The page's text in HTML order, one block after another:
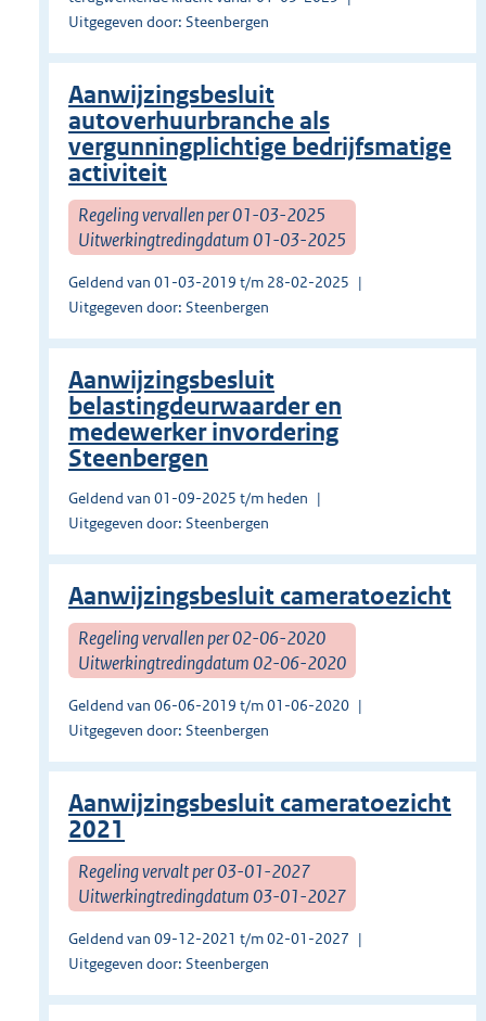
Uitgegeven door: Steenbergen
Aanwijzingsbesluit
autoverhuurbranche als
vergunningplichtige bedrijfsmatige
activiteit
Regeling vervallen per 01-03-2025
Uitwerkingtredingdatum 01-03-2025
Geldend van 01-03-2019 t/m 28-02-2025
Uitgegeven door: Steenbergen
Aanwijzingsbesluit
belastingdeurwaarder en
medewerker invordering
Steenbergen
Geldend van 01-09-2025 t/m heden
Uitgegeven door: Steenbergen
Aanwijzingsbesluit cameratoezicht
Regeling vervallen per 02-06-2020
Uitwerkingtredingdatum 02-06-2020
Geldend van 06-06-2019 t/m 01-06-2020
Uitgegeven door: Steenbergen
Aanwijzingsbesluit cameratoezicht
2021
Regeling vervalt per 03-01-2027
Uitwerkingtredingdatum 03-01-2027
Geldend van 09-12-2021 t/m 02-01-2027
Uitgegeven door: Steenbergen